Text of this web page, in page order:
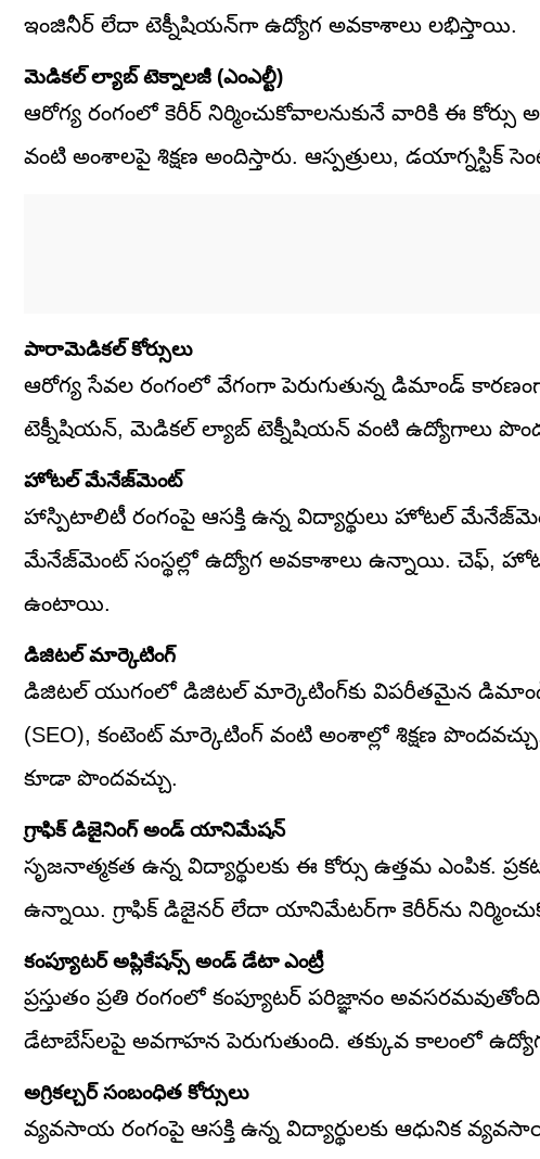
ఇంజినీర్ లేదా టెక్నీషియన్‌గా ఉద్యోగ అవకాశాలు లభిస్తాయి.
మెడికల్ ల్యాబ్ టెక్నాలజీ (ఎంఎల్టీ)
ఆరోగ్య రంగంలో కెరీర్ నిర్మించుకోవాలనుకునే వారికి ఈ
వంటి అంశాలపై శిక్షణ అందిస్తారు. ఆస్పత్రులు,
పారామెడికల్ కోర్సులు
ఆరోగ్య సేవల రంగంలో వేగంగా పెరుగుతున్న డిమాండ్
టెక్నీషియన్, మెడికల్ ల్యాబ్ టెక్నీషియన్ వంటి ఉద్యోగాలు
హోటల్ మేనేజ్‌మెంట్
హాస్పిటాలిటీ రంగంపై ఆసక్తి ఉన్న విద్యార్థులు హోటల్
మేనేజ్‌మెంట్ సంస్థల్లో ఉద్యోగ అవకాశాలు ఉన్నాయి. చెఫ్,
ఉంటాయి.
డిజిటల్ మార్కెటింగ్
డిజిటల్ యుగంలో డిజిటల్ మార్కెటింగ్‌కు విపరీతమైన
(SEO), కంటెంట్ మార్కెటింగ్ వంటి అంశాల్లో శిక్షణ
కూడా పొందవచ్చు.
గ్రాఫిక్ డిజైనింగ్ అండ్‌ యానిమేషన్
సృజనాత్మకత ఉన్న విద్యార్థులకు ఈ కోర్సు ఉత్తమ ఎంపిక.
ఉన్నాయి. గ్రాఫిక్ డిజైనర్ లేదా యానిమేటర్‌గా కెరీర్‌ను
కంప్యూటర్ అప్లికేషన్స్ అండ్‌ డేటా ఎంట్రీ
ప్రస్తుతం ప్రతి రంగంలో కంప్యూటర్ పరిజ్ఞానం
డేటాబేస్‌లపై అవగాహన పెరుగుతుంది. తక్కువ కాలంలో
అగ్రికల్చర్‌ సంబంధిత కోర్సులు
వ్యవసాయ రంగంపై ఆసక్తి ఉన్న విద్యార్థులకు ఆధునిక